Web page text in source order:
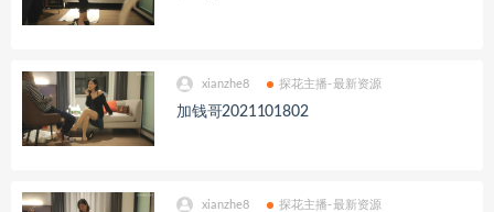
xianzhe8 探花主播-最新资源
加钱哥2021101802
xianzhe8 探花主播-最新资源